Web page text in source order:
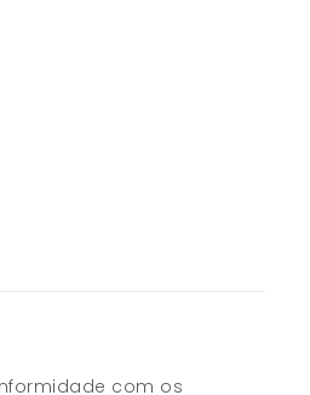
com os